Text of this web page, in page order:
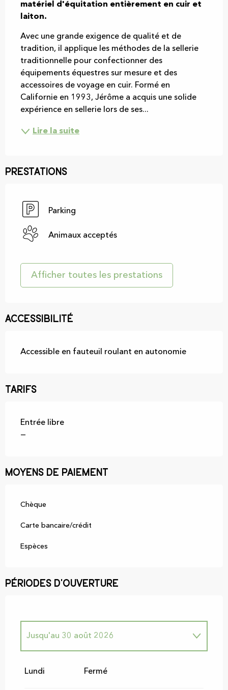
matériel d'équitation entièrement en cuir et
laiton.
Avec une grande exigence de qualité et de
tradition, il applique les méthodes de la sellerie
traditionnelle pour confectionner des
équipements équestres sur mesure et des
accessoires de voyage en cuir. Formé en
Californie en 1993, Jérôme a acquis une solide
expérience en sellerie lors de ses...
Lire la suite
Prestations
Parking
Animaux acceptés
Afficher toutes les prestations
Accessibilité
Accessible en fauteuil roulant en autonomie
Tarifs
Entrée libre
—
Moyens de paiement
Chèque
Carte bancaire/crédit
Espèces
Périodes d'ouverture
1 janvier 2026 7 juillet 2026
Jusqu'au 30 août 2026
Lundi Fermé